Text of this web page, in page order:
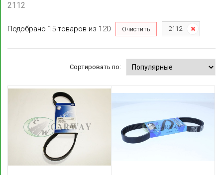
2112
Подобрано 15 товаров из 120 Очистить 2112
Сортировать по: